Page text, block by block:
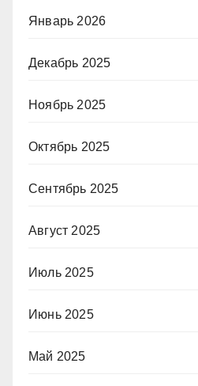
Январь 2026
Декабрь 2025
Ноябрь 2025
Октябрь 2025
Сентябрь 2025
Август 2025
Июль 2025
Июнь 2025
Май 2025